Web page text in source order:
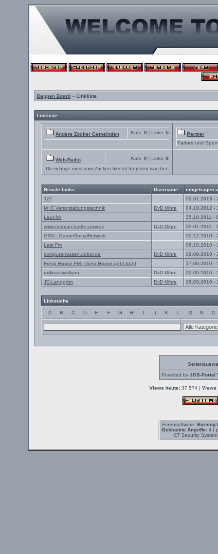
Deppen Board» Linkliste
Linkliste
Andere Zocker Gemeinden Kats: 0 | Links: 5
Partner
Partner und
Web-Radio Kats: 0 | Links: 6
Die richtige musi zum Zocken hier ist für jeden was bei
Neuste Links Username
eingetragen
TzT
29.01.2013 -
M+C Veranstaltungstechnik
DvD Mihre
04.10.2012 -
Laut.fm
25.10.2011 -
www.german-battle-crew.de
DvD Mihre
29.01.2011 -
GSN - GamerSocialNetwork
09.12.2010 -
Last Fm
06.10.2010 -
computerwissen.xobor.de
DvD Mihre
09.09.2010 -
Fresh House FM - mehr House geht nicht
17.08.2010 -
radioactive4you
DvD Mihre
09.05.2010 -
JC-Langgrün
DvD Mihre 26.03.2010 -
Linksuche
A B C D E F G H I J K L M N O
Powered by JGS-Portal
Views heute: 37.574 | Views
Forensoftware: Burning
Geblockte Angriffe:4 |
CT Security